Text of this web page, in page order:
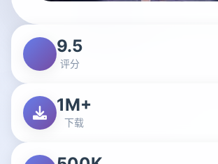
9.5
评分
1M+
下载